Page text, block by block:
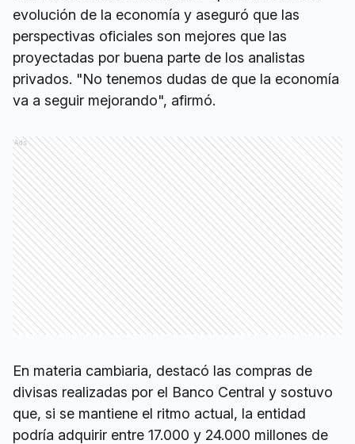
evolución de la economía y aseguró que las
perspectivas oficiales son mejores que las
proyectadas por buena parte de los analistas
privados. "No tenemos dudas de que la economía
va a seguir mejorando", afirmó.
Ads
En materia cambiaria, destacó las compras de
divisas realizadas por el Banco Central y sostuvo
que, si se mantiene el ritmo actual, la entidad
podría adquirir entre 17.000 y 24.000 millones de